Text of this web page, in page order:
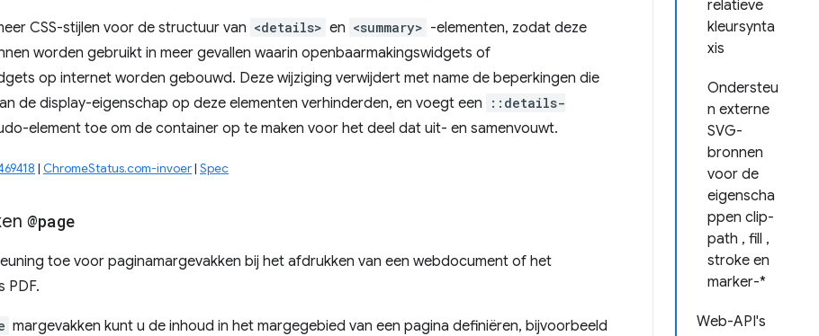
relatieve
kleursynta
xis
Ondersteu
n externe
SVG-
bronnen
voor de
eigenscha
ppen clip-
path , fill ,
stroke en
marker-*
Web-API's
CSS-stijlen voor de structuur van <details> en <summary> -elementen, zodat deze
worden gebruikt in meer gevallen waarin openbaarmakingswidgets of
op internet worden gebouwd. Deze wijziging verwijdert met name de beperkingen die
de display-eigenschap op deze elementen verhinderden, en voegt een
::details-
element toe om de container op te maken voor het deel dat uit- en samenvouwt.
| ChromeStatus.com-invoer| Spec
@page
toe voor paginamargevakken bij het afdrukken van een webdocument of het
PDF.
margevakken kunt u de inhoud in het margegebied van een pagina definiëren, bijvoorbeeld